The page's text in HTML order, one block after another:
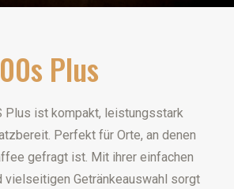
Plus
Plus ist kompakt, leistungsstark
Perfekt für Orte, an denen
gefragt ist. Mit ihrer einfachen
vielseitigen Getränkeauswahl sorgt